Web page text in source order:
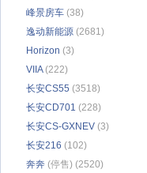
峰景房车 (38)
逸动新能源 (2681)
Horizon (3)
VIIA(222)
长安CS55 (3518)
长安CD701 (228)
长安CS-GXNEV (3)
长安216 (102)
奔奔 (停售) (2520)